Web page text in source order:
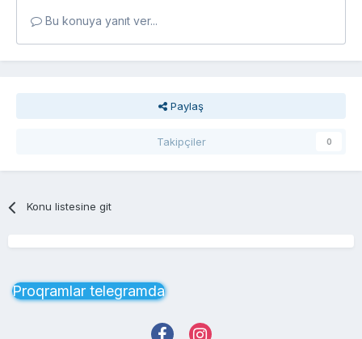
Bu konuya yanıt ver...
Paylaş
Takipçiler 0
Konu listesine git
Proqramlar telegramda